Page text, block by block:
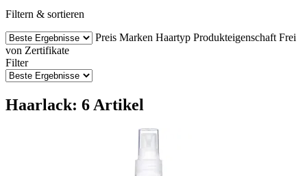
Filtern & sortieren
Preis Marken Haartyp Produkteigenschaft Frei
von Zertifikate
Filter
Haarlack: 6 Artikel